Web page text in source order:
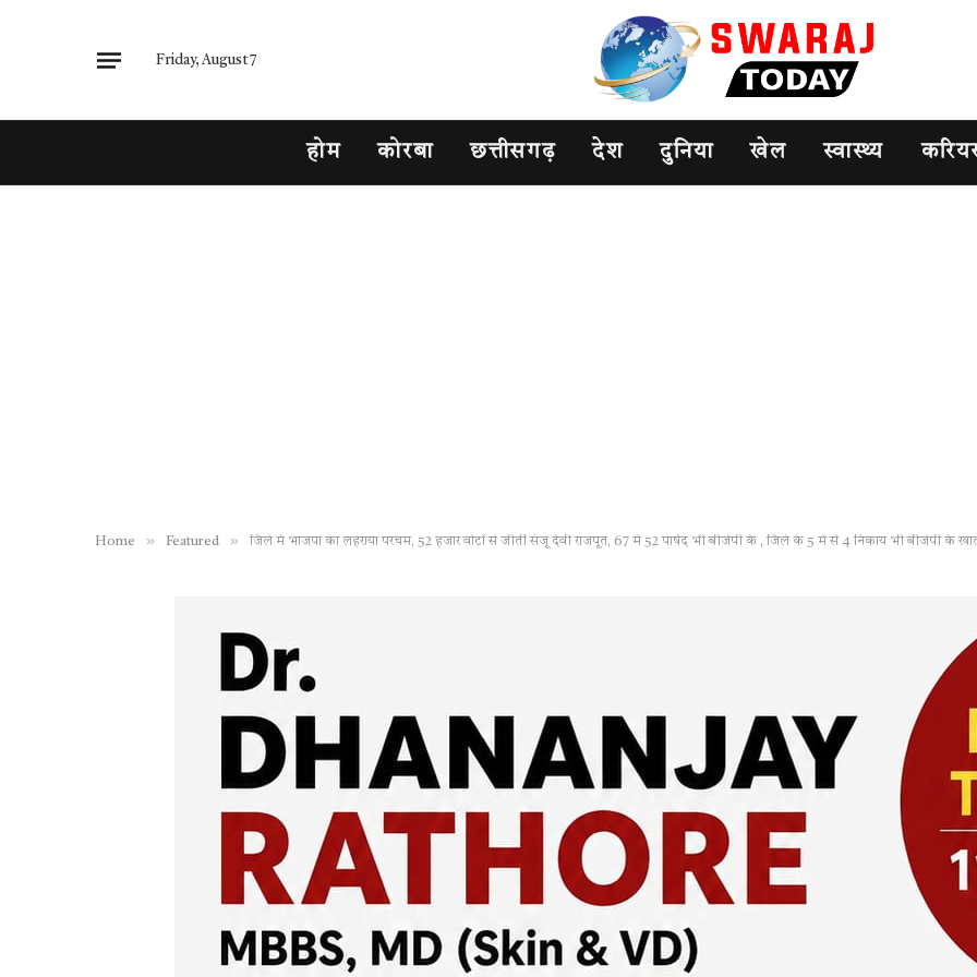
Friday, August 7
होम कोरबा छत्तीसगढ़ देश दुनिया खेल स्वास्थ्य
Home » Featured » जिले में भाजपा का लहराया परचम, 52 हजार वोटों से जीतीं संजू देवी राजपूत, 67 में 52 पार्षद भी बीजेपी के , जिले के 5 में से 4 निकाय भी बीजेपी के